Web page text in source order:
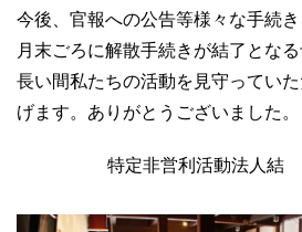
今後、官報への公告等様々な手続
月末ごろに解散手続きが結了となる
長い間私たちの活動を見守ってい
げます。ありがとうございました。
特定非営利活動法人